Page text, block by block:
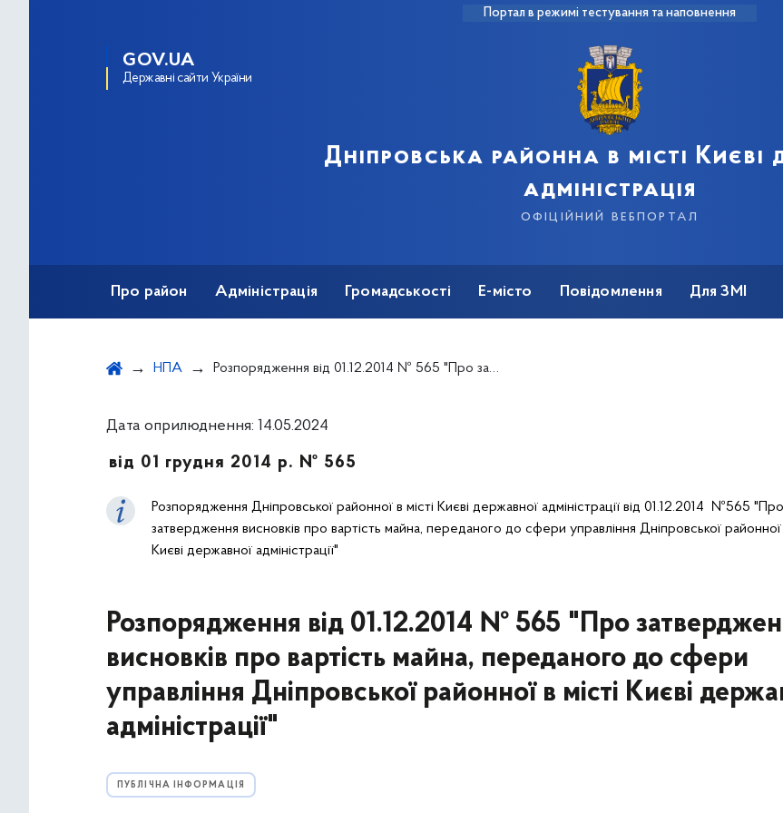
Портал в режимі тестування та наповнення
GOV.UA
Державні сайти України
Дніпровська районна в місті Києві
адміністрація
офіційний вебпортал
Про район Адміністрація Громадськості Е-місто Повідомлення Для ЗМІ
НПА Розпорядження від 01.12.2014 № 565 "Про затвердження висновків про вартість майна, переданого до сфери управління Дніпровської районної в місті Києві державної адміністрації"
Дата оприлюднення: 14.05.2024
від 01 грудня 2014 р. № 565
Розпорядження Дніпровської районної в місті Києві державної адміністрації від 01.12.2014 №565 "Про
затвердження висновків про вартість майна, переданого до сфери управління Дніпровської районної
Києві державної адміністрації"
Розпорядження від 01.12.2014 № 565 "Про
висновків про вартість майна, переданого до сфери
управління Дніпровської районної в місті Києві
адміністрації"
ПУБЛІЧНА ІНФОРМАЦІЯ